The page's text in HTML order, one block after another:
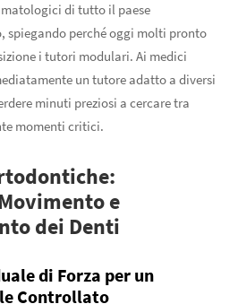
di tutto il paese
spiegando perché oggi molti pronto
i tutori modulari. Ai medici
un tutore adatto a diversi
minuti preziosi a cercare tra
momenti critici.
e
dei Denti
di Forza per un
Controllato